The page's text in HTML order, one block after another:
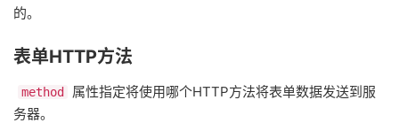
的。
表单HTTP方法
method
属性指定将使用哪个HTTP方法将表单数据发送到服
务器。